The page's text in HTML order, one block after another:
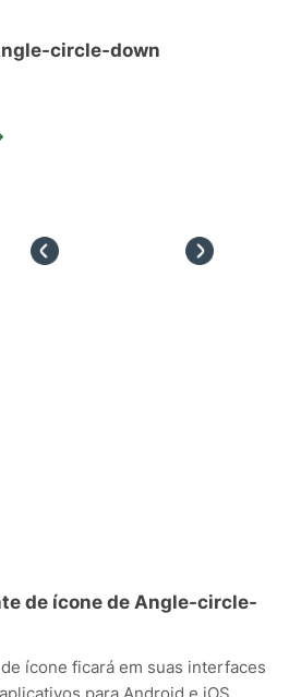
circle-down
de ícone de Angle-circle-
ícone ficará em suas interfaces